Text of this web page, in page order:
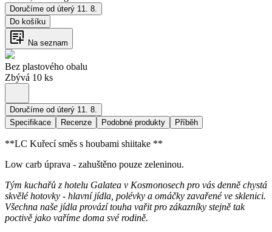
Doručíme od úterý 11. 8.
Do košíku
Na seznam
Bez plastového obalu
Zbývá 10 ks
Doručíme od úterý 11. 8.
Specifikace
Recenze Podobné produkty Příběh
**LC Kuřecí směs s houbami shiitake **
Low carb úprava - zahuštěno pouze zeleninou.
Tým kuchařů z hotelu Galatea v Kosmonosech pro vás denně chystá
skvělé hotovky - hlavní jídla, polévky a omáčky zavařené ve sklenici.
Všechna naše jídla provází touha vařit pro zákazníky stejně tak
poctivě jako vaříme doma své rodině.